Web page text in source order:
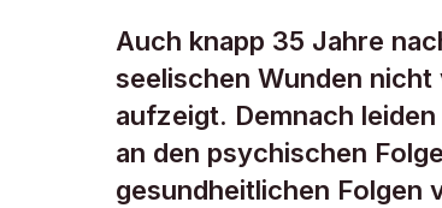
GESCHICHTE & ARCHÄOLOGIE
SED-
heute
Auch knapp 35 Jahre
seelischen Wunden
aufzeigt. Demnach
an den psychischen
gesundheitlichen Folgen